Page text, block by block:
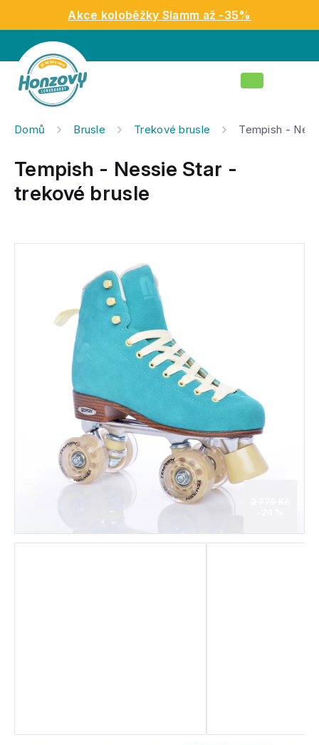
obsah
Akce koloběžky Slamm až -35%
Nákupní
Domů Brusle Trekové brusle Tempish -
Tempish - Nessie Star -
trekové brusle